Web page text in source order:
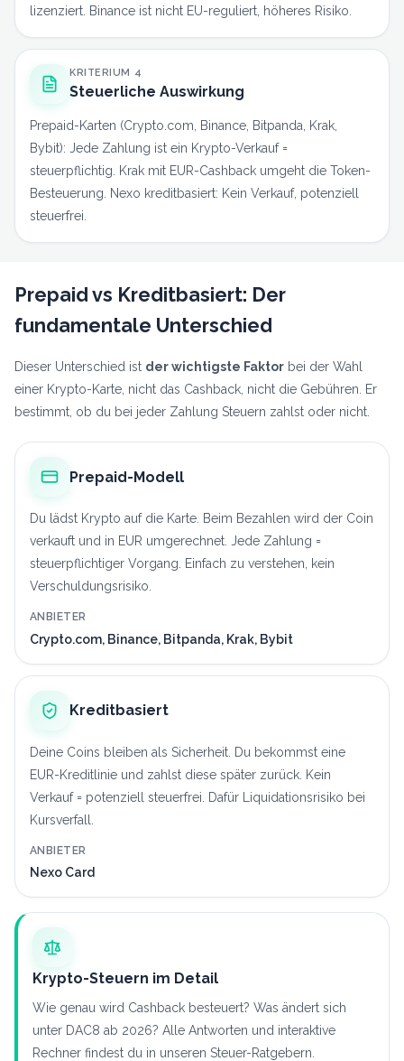
lizenziert. Binance ist nicht EU-reguliert, höheres Risiko.
KRITERIUM 4
Steuerliche Auswirkung
Prepaid-Karten (Crypto.com, Binance, Bitpanda, Krak,
Bybit): Jede Zahlung ist ein Krypto-Verkauf =
steuerpflichtig. Krak mit EUR-Cashback umgeht die Token-
Besteuerung. Nexo kreditbasiert: Kein Verkauf, potenziell
steuerfrei.
Prepaid vs Kreditbasiert: Der
fundamentale Unterschied
Dieser Unterschied ist der wichtigste Faktor bei der Wahl
einer Krypto-Karte, nicht das Cashback, nicht die Gebühren. Er
bestimmt, ob du bei jeder Zahlung Steuern zahlst oder nicht.
Prepaid-Modell
Du lädst Krypto auf die Karte. Beim Bezahlen wird der Coin
verkauft und in EUR umgerechnet. Jede Zahlung =
steuerpflichtiger Vorgang. Einfach zu verstehen, kein
Verschuldungsrisiko.
ANBIETER
Crypto.com, Binance, Bitpanda, Krak, Bybit
Kreditbasiert
Deine Coins bleiben als Sicherheit. Du bekommst eine
EUR-Kreditlinie und zahlst diese später zurück. Kein
Verkauf = potenziell steuerfrei. Dafür Liquidationsrisiko bei
Kursverfall.
ANBIETER
Nexo Card
Krypto-Steuern im Detail
Wie genau wird Cashback besteuert? Was ändert sich
unter DAC8 ab 2026? Alle Antworten und interaktive
Rechner findest du in unseren Steuer-Ratgebern.